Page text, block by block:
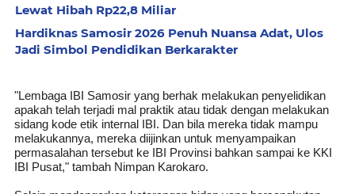
Lewat Hibah Rp22,8 Miliar
Hardiknas Samosir 2026 Penuh Nuansa Adat, Ulos
Jadi Simbol Pendidikan Berkarakter
"Lembaga IBI Samosir yang berhak melakukan penyelidikan
apakah telah terjadi mal praktik atau tidak dengan melakukan
sidang kode etik internal IBI. Dan bila mereka tidak mampu
melakukannya, mereka diijinkan untuk menyampaikan
permasalahan tersebut ke IBI Provinsi bahkan sampai ke KKI
IBI Pusat," tambah Nimpan Karokaro.